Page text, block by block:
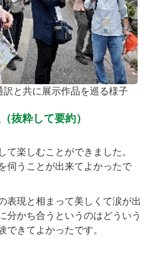
と共に展示作品を巡る様子
抜粋して要約）
て楽しむことができました。
伺うことが出来てよかったで
表現と相まって美しくて涙が出
分かち合うというのはどういう
できてよかったです。